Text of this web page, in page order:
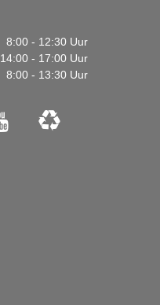
8:00 - 12:30 Uur
14:00 - 17:00 Uur
8:00 - 13:30 Uur